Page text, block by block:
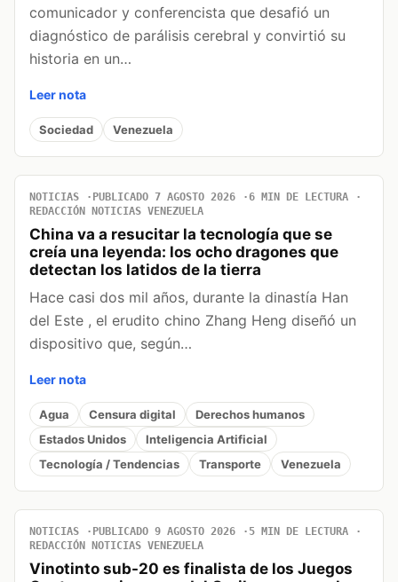
comunicador y conferencista que desafió un
diagnóstico de parálisis cerebral y convirtió su
historia en un…
Leer nota
Sociedad Venezuela
NOTICIAS PUBLICADO 7 AGOSTO 2026
6 MIN DE LECTURA
REDACCIÓN NOTICIAS VENEZUELA
China va a resucitar la tecnología que se
creía una leyenda: los ocho dragones que
detectan los latidos de la tierra
Hace casi dos mil años, durante la dinastía Han
del Este , el erudito chino Zhang Heng diseñó un
dispositivo que, según…
Leer nota
Agua Censura digital
Derechos humanos
Estados Unidos
Inteligencia Artificial
Tecnología / Tendencias
Transporte Venezuela
NOTICIAS PUBLICADO 9 AGOSTO 2026
5 MIN DE LECTURA
REDACCIÓN NOTICIAS VENEZUELA
Vinotinto sub-20 es finalista de los Juegos